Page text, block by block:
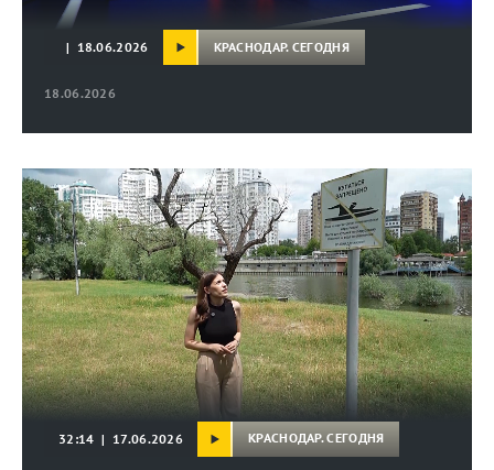
18.06.2026
| 18.06.2026 КРАСНОДАР. СЕГОДНЯ
32:14 | 17.06.2026 КРАСНОДАР. СЕГОДНЯ